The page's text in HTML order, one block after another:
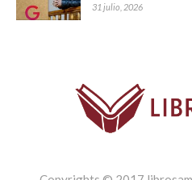
31 julio, 2026